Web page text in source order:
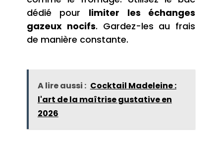
dédié pour limiter les échanges
gazeux nocifs. Gardez-les au frais
de manière constante.
A lire aussi : Cocktail Madeleine :
l'art de la maîtrise gustative en
2026